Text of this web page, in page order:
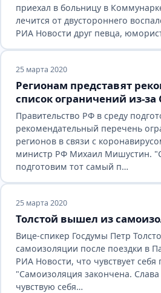
приехал в больницу в
лечится от двустороннего
РИА Новости друг певца,
25 марта 2020
Регионам представят
список ограничений из-за
Правительство РФ в среду
рекомендательный перечень
регионов в связи с
министр РФ Михаил Мишустин.
подготовим тот самый п…
25 марта 2020
Толстой вышел из
Вице-спикер Госдумы Петр
самоизоляции после поездки в
РИА Новости, что чувствует себя
"Самоизоляция закончена.
чувствую себя…